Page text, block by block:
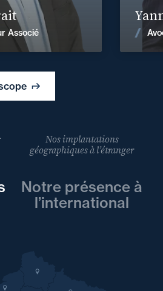
Associé
les actualités
Nos implantations
géographiques à l’étranger
Notre présence à
l’international